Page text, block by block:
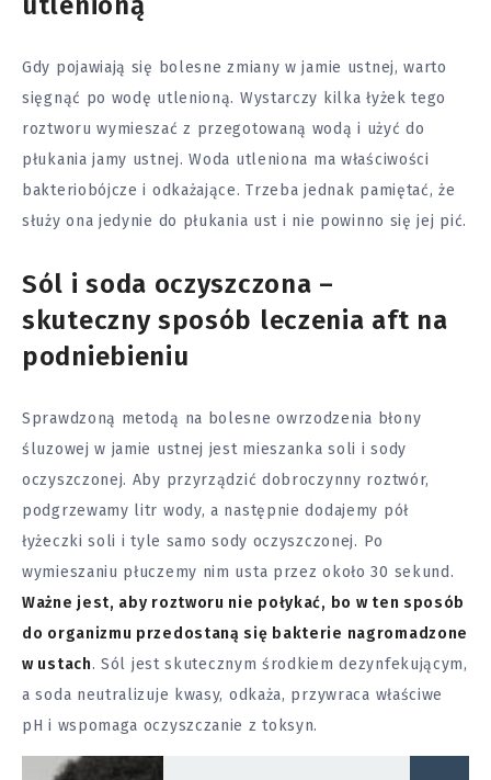
Gdy pojawiają się bolesne zmiany w jamie ustnej, warto
sięgnąć po wodę utlenioną. Wystarczy kilka łyżek tego
roztworu wymieszać z przegotowaną wodą i użyć do
płukania jamy ustnej. Woda utleniona ma właściwości
bakteriobójcze i odkażające. Trzeba jednak pamiętać, że
służy ona jedynie do płukania ust i nie powinno się jej pić.
Sól i soda oczyszczona –
skuteczny sposób leczenia aft na
podniebieniu
Sprawdzoną metodą na bolesne owrzodzenia błony
śluzowej w jamie ustnej jest mieszanka soli i sody
oczyszczonej. Aby przyrządzić dobroczynny roztwór,
podgrzewamy litr wody, a następnie dodajemy pół
łyżeczki soli i tyle samo sody oczyszczonej. Po
wymieszaniu płuczemy nim usta przez około 30 sekund.
Ważne jest, aby roztworu nie połykać, bo w ten sposób
do organizmu przedostaną się bakterie nagromadzone
w ustach. Sól jest skutecznym środkiem dezynfekującym,
a soda neutralizuje kwasy, odkaża, przywraca właściwe
pH i wspomaga oczyszczanie z toksyn.